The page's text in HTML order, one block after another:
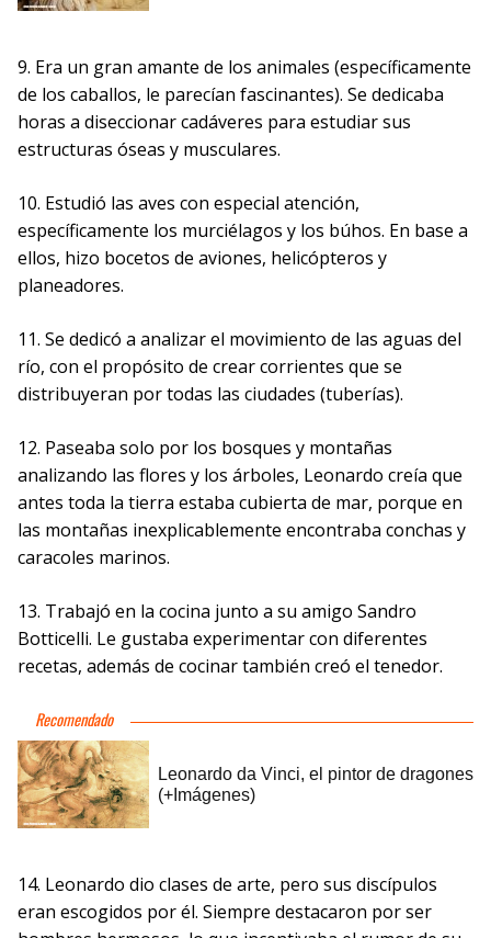
9. Era un gran amante de los animales (específicamente
de los caballos, le parecían fascinantes). Se dedicaba
horas a diseccionar cadáveres para estudiar sus
estructuras óseas y musculares.
10. Estudió las aves con especial atención,
específicamente los murciélagos y los búhos. En base a
ellos, hizo bocetos de aviones, helicópteros y
planeadores.
11. Se dedicó a analizar el movimiento de las aguas del
río, con el propósito de crear corrientes que se
distribuyeran por todas las ciudades (tuberías).
12. Paseaba solo por los bosques y montañas
analizando las flores y los árboles, Leonardo creía que
antes toda la tierra estaba cubierta de mar, porque en
las montañas inexplicablemente encontraba conchas y
caracoles marinos.
13. Trabajó en la cocina junto a su amigo Sandro
Botticelli. Le gustaba experimentar con diferentes
recetas, además de cocinar también creó el tenedor.
14. Leonardo dio clases de arte, pero sus discípulos
eran escogidos por él. Siempre destacaron por ser